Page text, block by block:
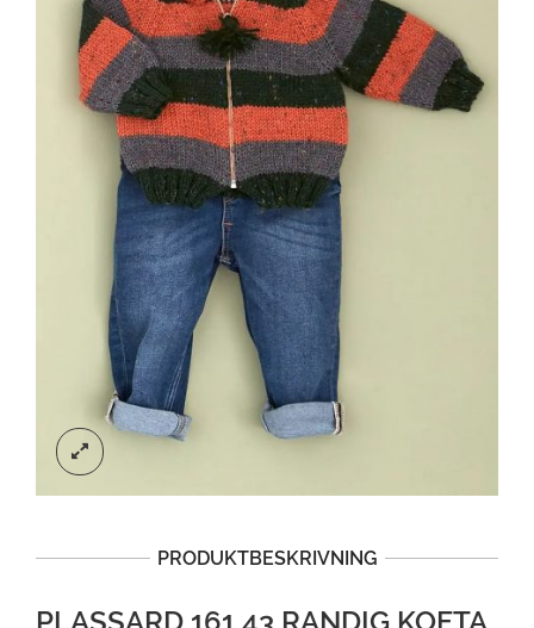
PRODUKTBESKRIVNING
PLASSARD 161 43 RANDIG KOFTA